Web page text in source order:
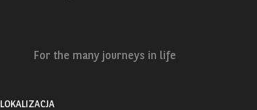
For the many journeys in life
LOKALIZACJA